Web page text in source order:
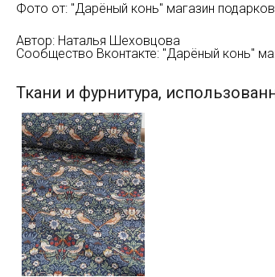
Фото от: "Дарёный конь" магазин
Автор: Наталья Шеховцова
Сообщество Вконтакте: "Дарёный конь"
Ткани и фурнитура,